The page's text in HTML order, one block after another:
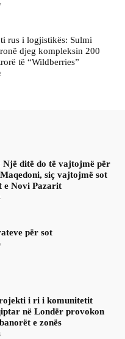
rus i logjistikës: Sulmi
djeg kompleksin 200
të “Wildberries”
ditë do të vajtojmë për
siç vajtojmë sot
e Novi Pazarit
për sot
i ri i komunitetit
në Londër provokon
e zonës